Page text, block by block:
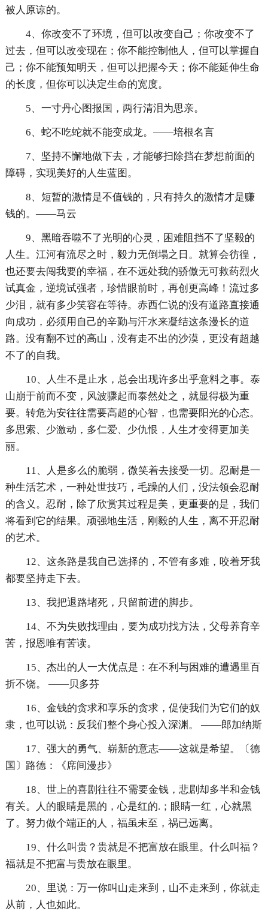
被人原谅的。
4、你改变不了环境，但可以改变自己；你改变不了
过去，但可以改变现在；你不能控制他人，但可以掌握自
己；你不能预知明天，但可以把握今天；你不能延伸生命
的长度，但你可以决定生命的宽度。
5、一寸丹心图报国，两行清泪为思亲。
6、蛇不吃蛇就不能变成龙。——培根名言
7、坚持不懈地做下去，才能够扫除挡在梦想前面的
障碍，实现美好的人生蓝图。
8、短暂的激情是不值钱的，只有持久的激情才是赚
钱的。——马云
9、黑暗吞噬不了光明的心灵，困难阻挡不了坚毅的
人生。江河有流尽之时，毅力无倒塌之日。就算会彷徨，
也还要去闯我要的幸福，在不远处我的骄傲无可救药烈火
试真金，逆境试强者，珍惜眼前时，再创更高峰！流过多
少泪，就有多少笑容在等待。赤西仁说的没有道路直接通
向成功，必须用自己的辛勤与汗水来凝结这条漫长的道
路。没有翻不过的高山，没有走不出的沙漠，更没有超越
不了的自我。
10、人生不是止水，总会出现许多出乎意料之事。泰
山崩于前而不变，风波骤起而泰然处之，就显得极为重
要。转危为安往往需要高超的心智，也需要阳光的心态。
多思索、少激动，多仁爱、少仇恨，人生才变得更加美
丽。
11、人是多么的脆弱，微笑着去接受一切。忍耐是一
种生活艺术，一种处世技巧，毛躁的人们，没法领会忍耐
的含义。忍耐，除了欣赏其过程是美，更重要的是，我们
将看到它的结果。顽强地生活，刚毅的人生，离不开忍耐
的艺术。
12、这条路是我自己选择的，不管有多难，咬着牙我
都要坚持走下去。
13、我把退路堵死，只留前进的脚步。
14、不为失败找理由，要为成功找方法，父母养育辛
苦，报恩唯有苦读。
15、杰出的人一大优点是：在不利与困难的遭遇里百
折不饶。 ——贝多芬
16、金钱的贪求和享乐的贪求，促使我们为它们的奴
隶，也可以说：反我们整个身心投入深渊。 ——郎加纳斯
17、强大的勇气、崭新的意志——这就是希望。〔德
国〕路德：《席间漫步》
18、世上的喜剧往往不需要金钱，悲剧却多半和金钱
有关。人的眼睛是黑的，心是红的.；眼睛一红，心就黑
了。努力做个端正的人，福虽未至，祸已远离。
19、什么叫贵？贵就是不把富放在眼里。什么叫福？
福就是不把富与贵放在眼里。
20、里说：万一你叫山走来到，山不走来到，你就走
从前，人也如此。